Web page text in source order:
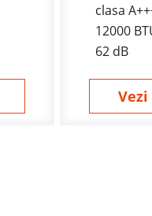
clasa
12000
62 dB